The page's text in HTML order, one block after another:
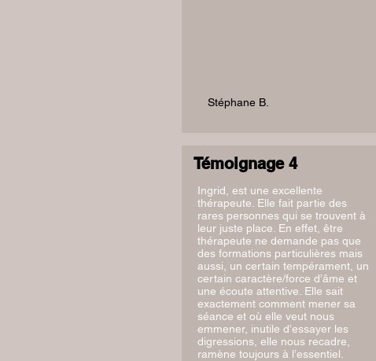
Stéphane B.
Témoignage 4
Ingrid, est une excellente
thérapeute. Elle fait partie des
rares personnes qui se trouvent à
leur juste place. En effet, être
thérapeute ne demande pas que
des formations particulières mais
aussi, un certain tempérament, un
certain caractère/force d’âme et
une écoute attentive. Elle sait
exactement comment mener sa
séance et où elle veut nous
emmener, inutile d’essayer les
digressions, elle nous recadre,
ramène toujours à l’essentiel.